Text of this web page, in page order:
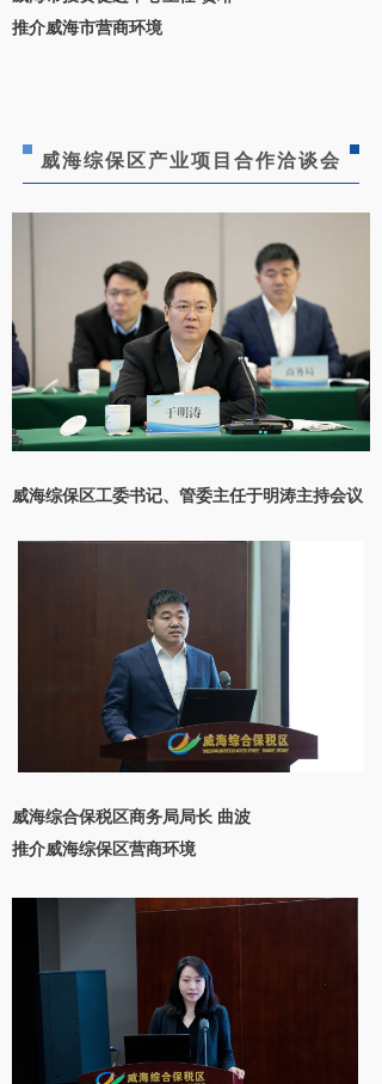
推介威海市营商环境
威海综保区产业项目合作洽谈会
威海综保区工委书记、管委主任于明涛主持会议
威海综合保税区商务局局长 曲波
推介威海综保区营商环境